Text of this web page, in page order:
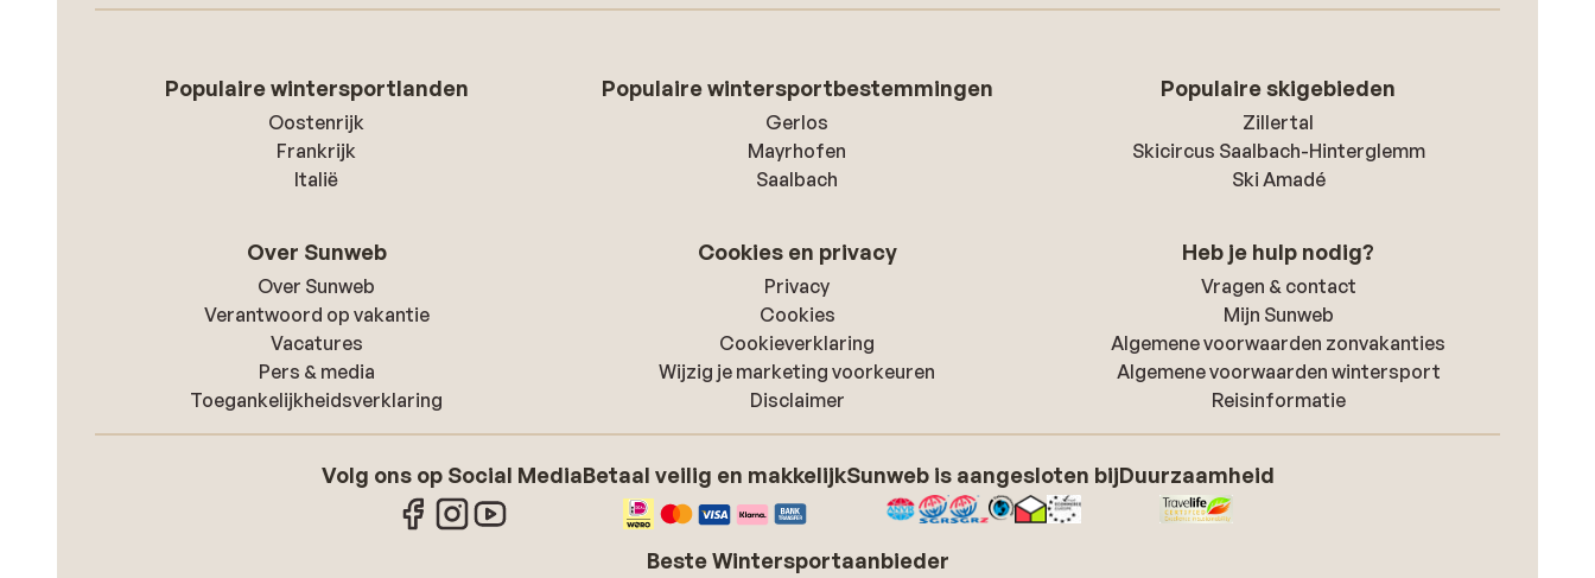
Populaire wintersportlanden
Oostenrijk
Frankrijk
Italië
Populaire wintersportbestemmingen
Gerlos
Mayrhofen
Saalbach
Populaire skigebieden
Zillertal
Skicircus Saalbach-Hinterglemm
Ski Amadé
Over Sunweb
Over Sunweb
Verantwoord op vakantie
Vacatures
Pers & media
Toegankelijkheidsverklaring
Cookies en privacy
Privacy
Cookies
Cookieverklaring
Wijzig je marketing voorkeuren
Disclaimer
Heb je hulp nodig?
Vragen & contact
Mijn Sunweb
Algemene voorwaarden zonvakanties
Algemene voorwaarden wintersport
Reisinformatie
Volg ons op Social MediaBetaal veilig en makkelijkSunweb is aangesloten bijDuurzaamheid
Beste Wintersportaanbieder